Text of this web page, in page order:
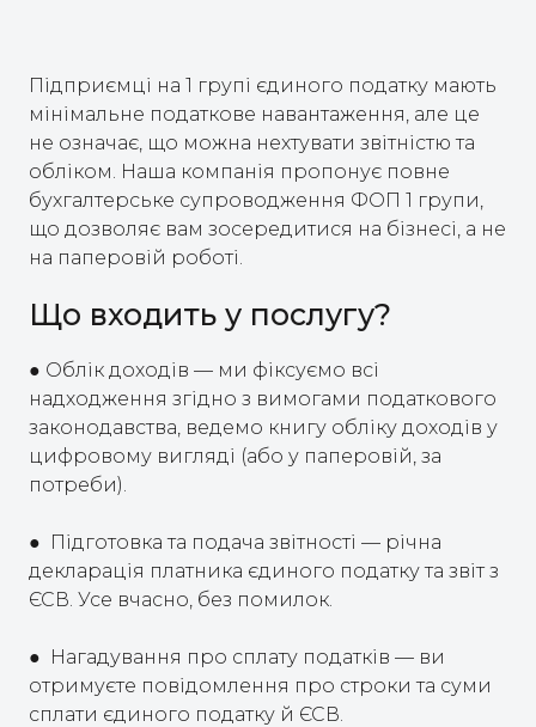
Підприємці на 1 групі єдиного податку мають
мінімальне податкове навантаження, але це
не означає, що можна нехтувати звітністю та
обліком. Наша компанія пропонує повне
бухгалтерське супроводження ФОП 1 групи,
що дозволяє вам зосередитися на бізнесі, а не
на паперовій роботі.
Що входить у послугу?
● Облік доходів — ми фіксуємо всі
надходження згідно з вимогами податкового
законодавства, ведемо книгу обліку доходів у
цифровому вигляді (або у паперовій, за
потреби).
● Підготовка та подача звітності — річна
декларація платника єдиного податку та звіт з
ЄСВ. Усе вчасно, без помилок.
● Нагадування про сплату податків — ви
отримуєте повідомлення про строки та суми
сплати єдиного податку й ЄСВ.